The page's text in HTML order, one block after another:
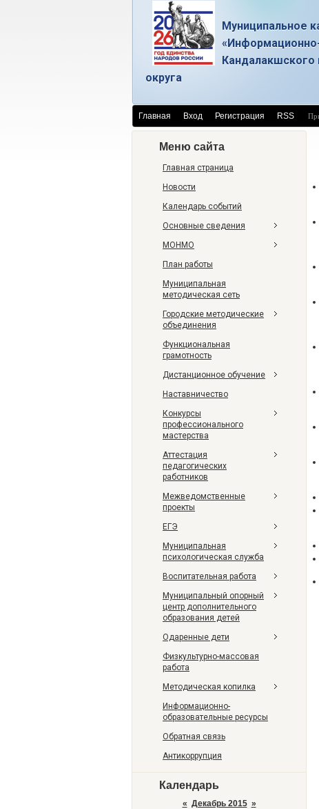
Муниципальное
Кандалакшского
округа
Главная Вход Регистрация RSS
Меню сайта
Главная страница
Новости
Календарь событий
Основные сведения
МОНМО
План работы
Муниципальная
методическая сеть
Городские методические
объединения
Функциональная
грамотность
Дистанционное обучение
Наставничество
Конкурсы
профессионального
мастерства
Аттестация
педагогических
работников
Межведомственные
проекты
ЕГЭ
Муниципальная
психологическая служба
Воспитательная работа
Муниципальный опорный
центр дополнительного
образования детей
Одаренные дети
Физкультурно-массовая
работа
Методическая копилка
Информационно-
образовательные ресурсы
Обратная связь
Антикоррупция
Календарь
« Декабрь 2015 »